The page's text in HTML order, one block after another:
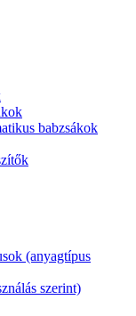
babzsákok
(anyagtípus
szerint)